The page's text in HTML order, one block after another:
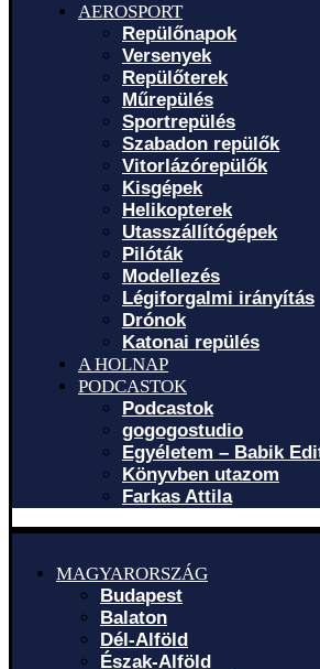
AEROSPORT
Repülőnapok
Versenyek
Repülőterek
Műrepülés
Sportrepülés
Szabadon repülők
Vitorlázórepülők
Kisgépek
Helikopterek
Utasszállítógépek
Pilóták
Modellezés
Légiforgalmi irányítás
Drónok
Katonai repülés
A HOLNAP
PODCASTOK
Podcastok
gogogostudio
Egyéletem – Babik
Könyvben utazom
Farkas Attila
MAGYARORSZÁG
Budapest
Balaton
Dél-Alföld
Észak-Alföld